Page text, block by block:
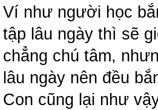
Ví như người học
tập lâu ngày thì sẽ
chẳng chú tâm,
lâu ngày nên đều
Con cũng lại như